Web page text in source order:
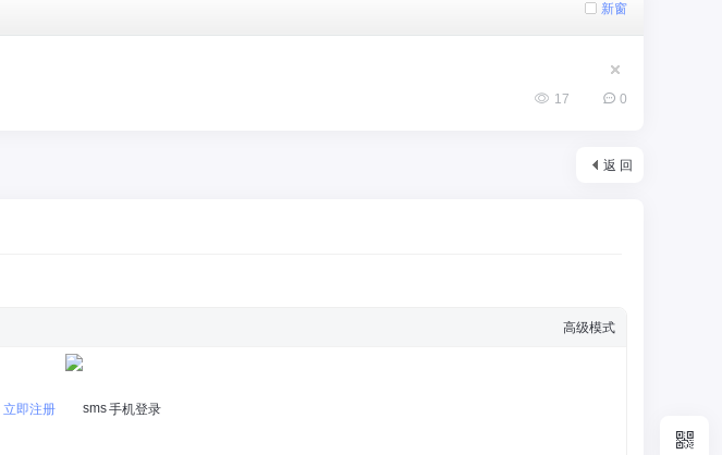
新窗
0
17
返 回
高级模式
立即注册 手机登录